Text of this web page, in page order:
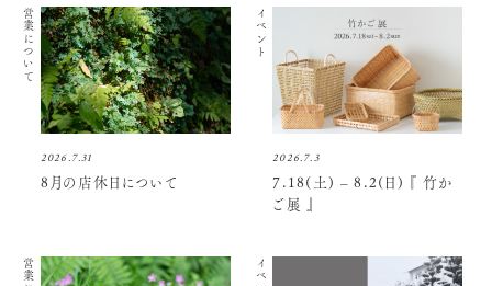
2026.7.31
営業について
8月の店休日について
2026.7.3
イベント
7.18(土) – 8.2(日) 『 竹か
ご展 』